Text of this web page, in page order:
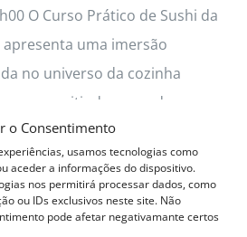
o Consentimento
usamos tecnologias como
aceder a informações do dispositivo.
nos permitirá processar dados, como
ou IDs exclusivos neste site. Não
pode afetar negativamante certos
on
the
product
page
O Curso Prático de Sushi da
apresenta uma imersão
no universo da cozinha
permitindo aprender
fundamentais como seleção
de peixe, cortes de
confeção de arroz perfeito
de peças tradicionais e